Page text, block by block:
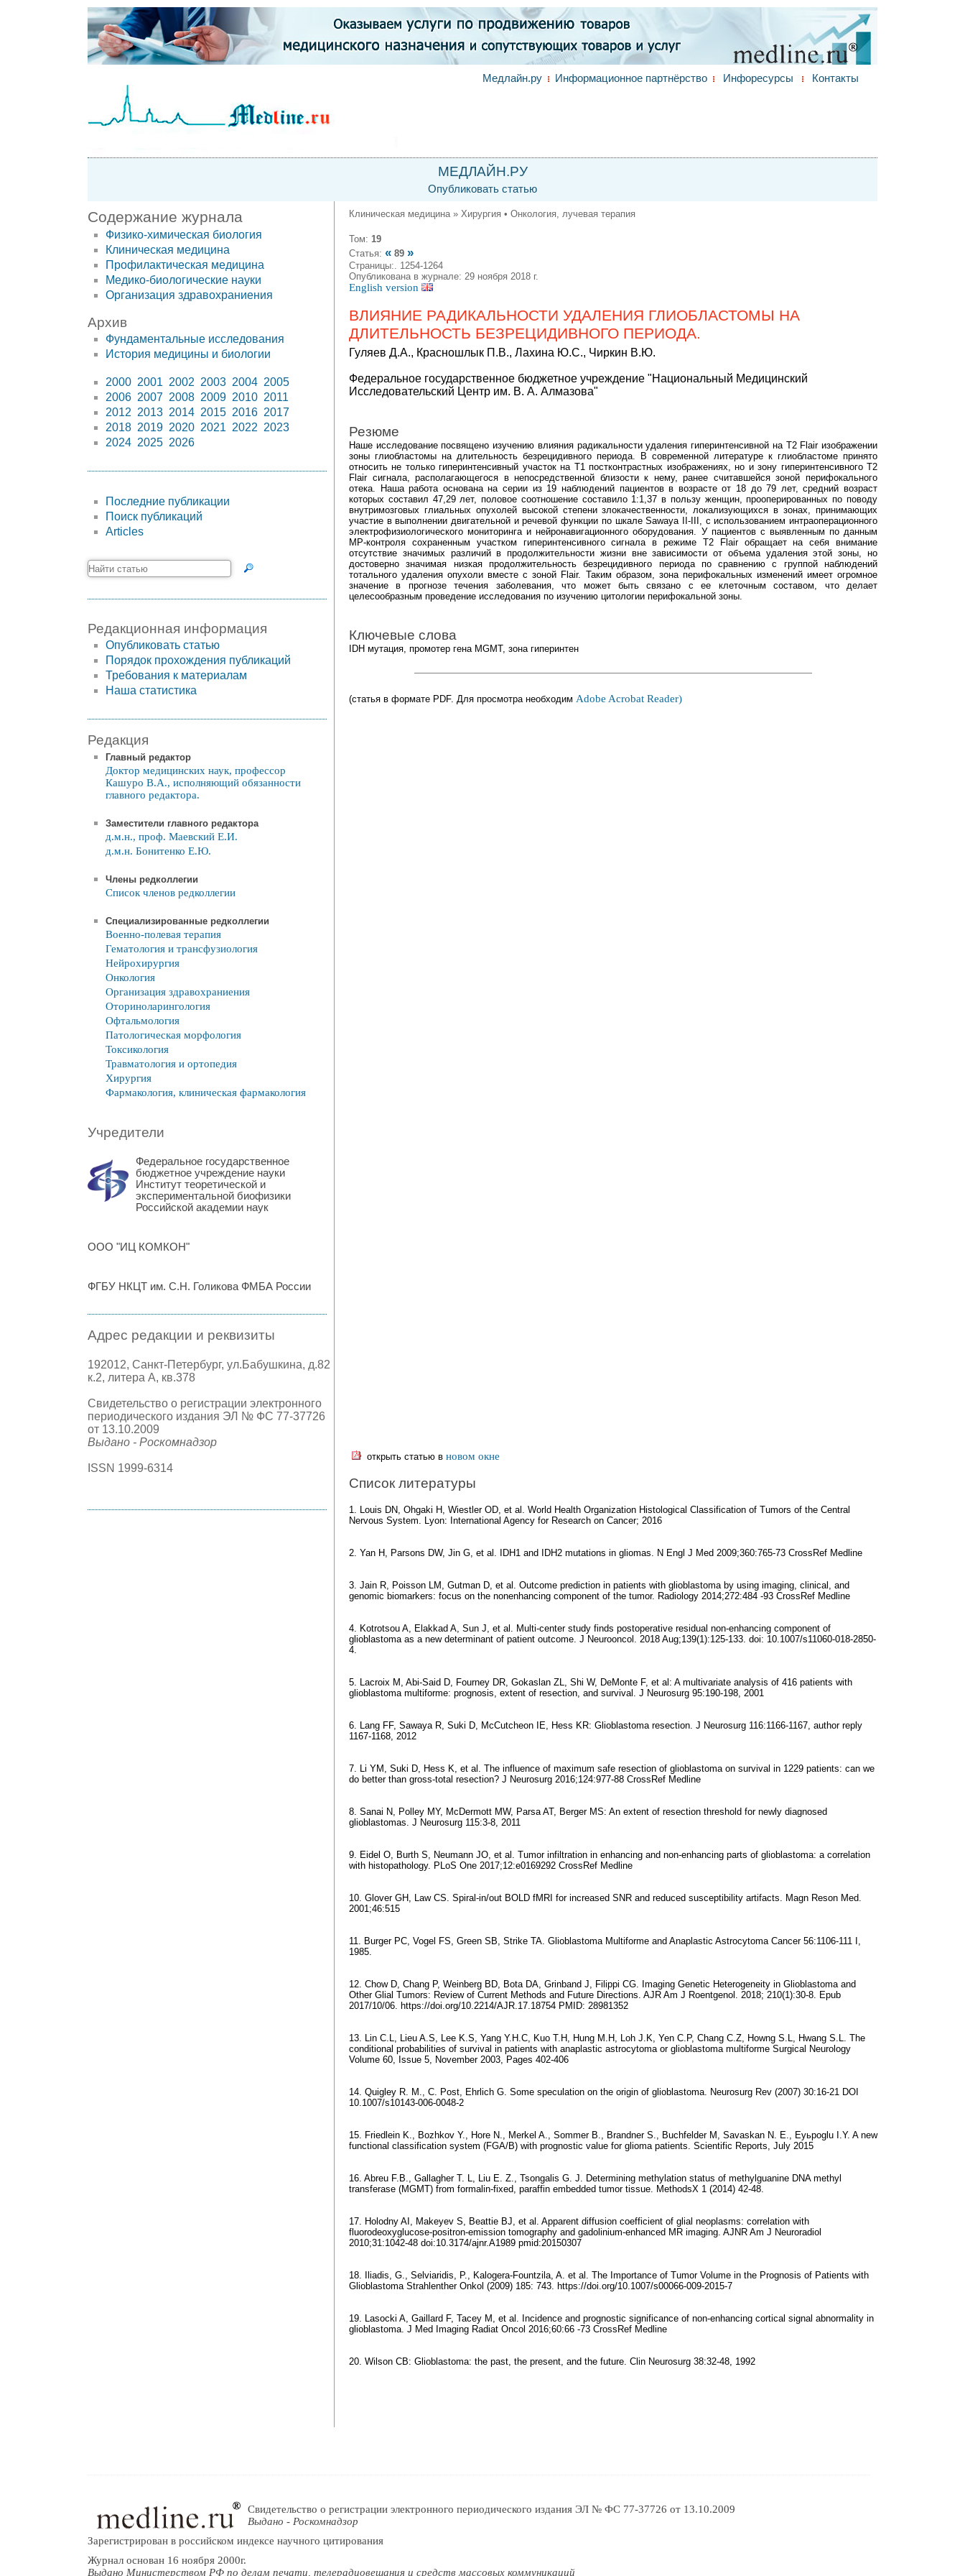
Медлайн.ру Информационное партнёрство Инфоресурсы Контакты
МЕДЛАЙН.РУ
Опубликовать статью
Содержание журнала
Физико-химическая биология
Клиническая медицина
Профилактическая медицина
Медико-биологические науки
Организация здравохраниения
Архив
Фундаментальные исследования
История медицины и биологии
2000 2001 2002 2003 2004 2005
2006 2007 2008 2009 2010 2011
2012 2013 2014 2015 2016 2017
2018 2019 2020 2021 2022 2023
2024 2025 2026
Последние публикации
Поиск публикаций
Articles
Редакционная информация
Опубликовать статью
Порядок прохождения публикаций
Требования к материалам
Наша статистика
Редакция
Главный редактор
Доктор медицинских наук, профессор
Кашуро В.А., исполняющий обязанности
главного редактора.
Заместители главного редактора
д.м.н., проф. Маевский Е.И.
д.м.н. Бонитенко Е.Ю.
Члены редколлегии
Список членов редколлегии
Специализированные редколлегии
Военно-полевая терапия
Гематология и трансфузиология
Нейрохирургия
Онкология
Организация здравохраниения
Оториноларингология
Офтальмология
Патологическая морфология
Токсикология
Травматология и ортопедия
Хирургия
Фармакология, клиническая фармакология
Учредители
Федеральное государственное
бюджетное учреждение науки
Институт теоретической и
экспериментальной биофизики
Российской академии наук
ООО "ИЦ КОМКОН"
ФГБУ НКЦТ им. С.Н. Голикова ФМБА России
Адрес редакции и реквизиты
192012, Санкт-Петербург, ул.Бабушкина, д.82
к.2, литера А, кв.378
Свидетельство о регистрации электронного
периодического издания ЭЛ № ФС 77-37726
от 13.10.2009
Выдано - Роскомнадзор
ISSN 1999-6314
Клиническая медицина » Хирургия • Онкология, лучевая терапия
Том: 19
Статья: « 89 »
Страницы:. 1254-1264
Опубликована в журнале: 29 ноября 2018 г.
English version
ВЛИЯНИЕ РАДИКАЛЬНОСТИ УДАЛЕНИЯ ГЛИОБЛАСТОМЫ НА
ДЛИТЕЛЬНОСТЬ БЕЗРЕЦИДИВНОГО ПЕРИОДА.
Гуляев Д.А., Красношлык П.В., Лахина Ю.С., Чиркин В.Ю.
Федеральное государственное бюджетное учреждение "Национальный Медицинский
Исследовательский Центр им. В. А. Алмазова"
Резюме
Наше исследование посвящено изучению влияния радикальности удаления гиперинтенсивной на Т2 Flair изображении
зоны глиобластомы на длительность безрецидивного периода. В современной литературе к глиобластоме принято
относить не только гиперинтенсивный участок на Т1 постконтрастных изображениях, но и зону гиперинтенсивного Т2
Flair сигнала, располагающегося в непосредственной близости к нему, ранее считавшейся зоной перифокального
отека. Наша работа основана на серии из 19 наблюдений пациентов в возрасте от 18 до 79 лет, средний возраст
которых составил 47,29 лет, половое соотношение составило 1:1,37 в пользу женщин, прооперированных по поводу
внутримозговых глиальных опухолей высокой степени злокачественности, локализующихся в зонах, принимающих
участие в выполнении двигательной и речевой функции по шкале Sawaya II-III, с использованием интраоперационного
электрофизиологического мониторинга и нейронавигационного оборудования. У пациентов с выявленным по данным
МР-контроля сохраненным участком гиперинтенсивного сигнала в режиме Т2 Flair обращает на себя внимание
отсутствие значимых различий в продолжительности жизни вне зависимости от объема удаления этой зоны, но
достоверно значимая низкая продолжительность безрецидивного периода по сравнению с группой наблюдений
тотального удаления опухоли вместе с зоной Flair. Таким образом, зона перифокальных изменений имеет огромное
значение в прогнозе течения заболевания, что может быть связано с ее клеточным составом, что делает
целесообразным проведение исследования по изучению цитологии перифокальной зоны.
Ключевые слова
IDH мутация, промотер гена MGMT, зона гиперинтен
(статья в формате PDF. Для просмотра необходим Adobe Acrobat Reader)
открыть статью в новом окне
Список литературы
1. Louis DN, Ohgaki H, Wiestler OD, et al. World Health Organization Histological Classification of Tumors of the Central
Nervous System. Lyon: International Agency for Research on Cancer; 2016
2. Yan H, Parsons DW, Jin G, et al. IDH1 and IDH2 mutations in gliomas. N Engl J Med 2009;360:765-73 CrossRef Medline
3. Jain R, Poisson LM, Gutman D, et al. Outcome prediction in patients with glioblastoma by using imaging, clinical, and
genomic biomarkers: focus on the nonenhancing component of the tumor. Radiology 2014;272:484 -93 CrossRef Medline
4. Kotrotsou A, Elakkad A, Sun J, et al. Multi-center study finds postoperative residual non-enhancing component of
glioblastoma as a new determinant of patient outcome. J Neurooncol. 2018 Aug;139(1):125-133. doi: 10.1007/s11060-018-2850-
4.
5. Lacroix M, Abi-Said D, Fourney DR, Gokaslan ZL, Shi W, DeMonte F, et al: A multivariate analysis of 416 patients with
glioblastoma multiforme: prognosis, extent of resection, and survival. J Neurosurg 95:190-198, 2001
6. Lang FF, Sawaya R, Suki D, McCutcheon IE, Hess KR: Glioblastoma resection. J Neurosurg 116:1166-1167, author reply
1167-1168, 2012
7. Li YM, Suki D, Hess K, et al. The influence of maximum safe resection of glioblastoma on survival in 1229 patients: can we
do better than gross-total resection? J Neurosurg 2016;124:977-88 CrossRef Medline
8. Sanai N, Polley MY, McDermott MW, Parsa AT, Berger MS: An extent of resection threshold for newly diagnosed
glioblastomas. J Neurosurg 115:3-8, 2011
9. Eidel O, Burth S, Neumann JO, et al. Tumor infiltration in enhancing and non-enhancing parts of glioblastoma: a correlation
with histopathology. PLoS One 2017;12:e0169292 CrossRef Medline
10. Glover GH, Law CS. Spiral-in/out BOLD fMRI for increased SNR and reduced susceptibility artifacts. Magn Reson Med.
2001;46:515
11. Burger PC, Vogel FS, Green SB, Strike TA. Glioblastoma Multiforme and Anaplastic Astrocytoma Cancer 56:1106-111 I,
1985.
12. Chow D, Chang P, Weinberg BD, Bota DA, Grinband J, Filippi CG. Imaging Genetic Heterogeneity in Glioblastoma and
Other Glial Tumors: Review of Current Methods and Future Directions. AJR Am J Roentgenol. 2018; 210(1):30-8. Epub
2017/10/06. https://doi.org/10.2214/AJR.17.18754 PMID: 28981352
13. Lin C.L, Lieu A.S, Lee K.S, Yang Y.H.C, Kuo T.H, Hung M.H, Loh J.K, Yen C.P, Chang C.Z, Howng S.L, Hwang S.L. The
conditional probabilities of survival in patients with anaplastic astrocytoma or glioblastoma multiforme Surgical Neurology
Volume 60, Issue 5, November 2003, Pages 402-406
14. Quigley R. M., C. Post, Ehrlich G. Some speculation on the origin of glioblastoma. Neurosurg Rev (2007) 30:16-21 DOI
10.1007/s10143-006-0048-2
15. Friedlein K., Bozhkov Y., Hore N., Merkel A., Sommer B., Brandner S., Buchfelder M, Savaskan N. E., Eyьpoglu I.Y. A new
functional classification system (FGA/B) with prognostic value for glioma patients. Scientific Reports, July 2015
16. Abreu F.B., Gallagher T. L, Liu E. Z., Tsongalis G. J. Determining methylation status of methylguanine DNA methyl
transferase (MGMT) from formalin-fixed, paraffin embedded tumor tissue. MethodsX 1 (2014) 42-48.
17. Holodny AI, Makeyev S, Beattie BJ, et al. Apparent diffusion coefficient of glial neoplasms: correlation with
fluorodeoxyglucose-positron-emission tomography and gadolinium-enhanced MR imaging. AJNR Am J Neuroradiol
2010;31:1042-48 doi:10.3174/ajnr.A1989 pmid:20150307
18. Iliadis, G., Selviaridis, P., Kalogera-Fountzila, A. et al. The Importance of Tumor Volume in the Prognosis of Patients with
Glioblastoma Strahlenther Onkol (2009) 185: 743. https://doi.org/10.1007/s00066-009-2015-7
19. Lasocki A, Gaillard F, Tacey M, et al. Incidence and prognostic significance of non-enhancing cortical signal abnormality in
glioblastoma. J Med Imaging Radiat Oncol 2016;60:66 -73 CrossRef Medline
20. Wilson CB: Glioblastoma: the past, the present, and the future. Clin Neurosurg 38:32-48, 1992
Свидетельство о регистрации электронного периодического издания ЭЛ № ФС 77-37726 от 13.10.2009
Выдано - Роскомнадзор
Зарегистрирован в российском индексе научного цитирования
Журнал основан 16 ноября 2000г.
Выдано Министерством РФ по делам печати, телерадиовещания и средств массовых коммуникаций